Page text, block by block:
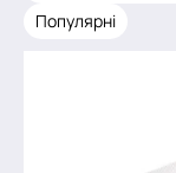
Популярні